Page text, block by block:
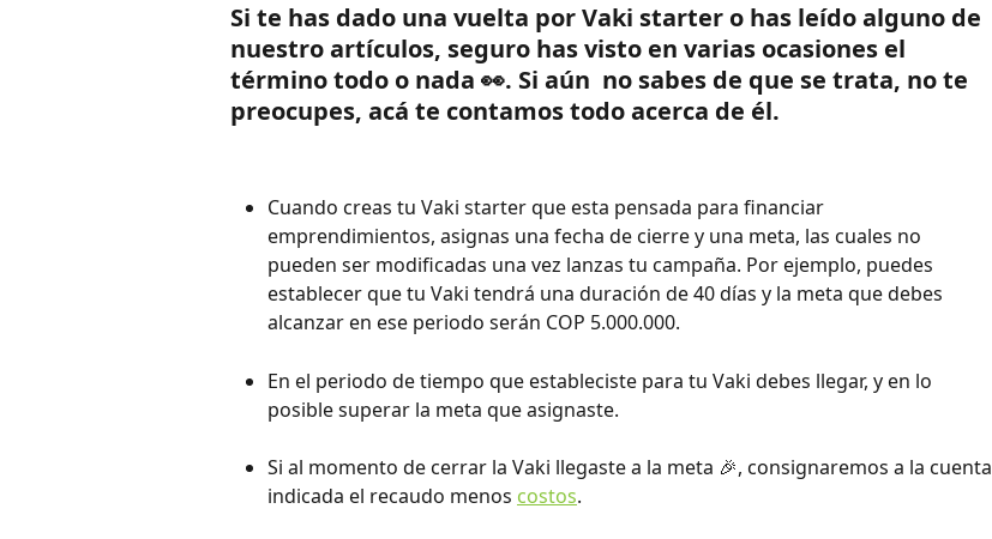
Si te has dado una vuelta por Vaki starter o has leído alguno de
nuestro artículos, seguro has visto en varias ocasiones el
término todo o nada 👀. Si aún  no sabes de que se trata, no te
preocupes, acá te contamos todo acerca de él.
Cuando creas tu Vaki starter que esta pensada para financiar
emprendimientos, asignas una fecha de cierre y una meta, las cuales no
pueden ser modificadas una vez lanzas tu campaña. Por ejemplo, puedes
establecer que tu Vaki tendrá una duración de 40 días y la meta que debes
alcanzar en ese periodo serán COP 5.000.000.
En el periodo de tiempo que estableciste para tu Vaki debes llegar, y en lo
posible superar la meta que asignaste.
Si al momento de cerrar la Vaki llegaste a la meta 🎉, consignaremos a la cuenta
indicada el recaudo menos costos.